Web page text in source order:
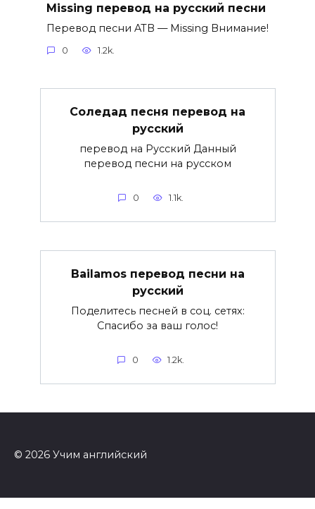
Missing перевод на русский песни
Перевод песни ATB — Missing Внимание!
0 1.2k.
Соледад песня перевод на
русский
перевод на Русский Данный
перевод песни на русском
0 1.1k.
Bailamos перевод песни на
русский
Поделитесь песней в соц. сетях:
Спасибо за ваш голос!
0 1.2k.
© 2026 Учим английский